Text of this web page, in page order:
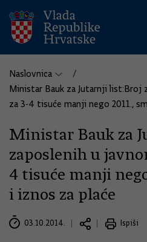
Naslovnica
Ministar Bauk za Jutarnji list:Broj
za 3-4 tisuće manji nego 2011.,
Ministar Bauk za
zaposlenih u
4 tisuće manji
i iznos za plaće
03.10.2014. Ispiši